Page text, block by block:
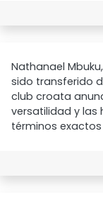
Nathanael
sido transferido
club croata
versatilidad y las
términos